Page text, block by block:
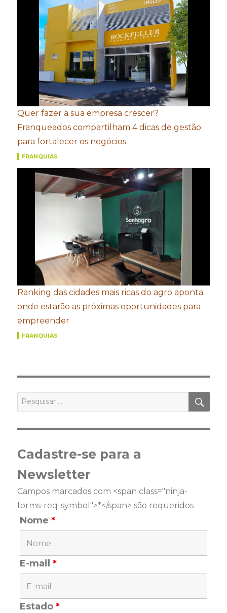
Quer fazer a sua empresa crescer?
Franqueados compartilham 4 dicas de gestão
para fortalecer os negócios
FRANQUIAS
Ranking das cidades mais ricas do agro aponta
onde estarão as próximas oportunidades para
empreender
FRANQUIAS
Pesquisar
por:
Cadastre-se para a
Newsletter
Campos marcados com <span class="ninja-
forms-req-symbol">*</span> são requeridos
Nome*
E-mail*
Estado*